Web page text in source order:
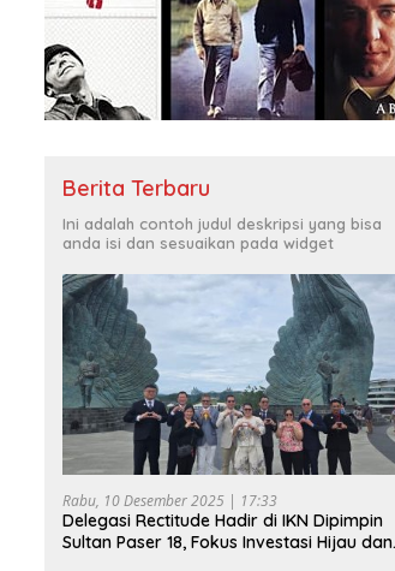
Berita Terbaru
Ini adalah contoh judul deskripsi yang bisa
anda isi dan sesuaikan pada widget
Rabu, 10 Desember 2025 | 17:33
Delegasi Rectitude Hadir di IKN Dipimpin
Sultan Paser 18, Fokus Investasi Hijau dan